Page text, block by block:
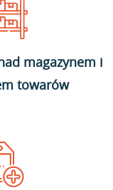
magazynem i
towarów